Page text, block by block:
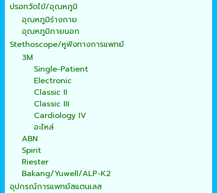
ปรอทวัดไข้/อุณหภูมิ
อุณหภูมิร่างกาย
อุณหภูมิภายนอก
Stethoscope/หูฟังทางการแพทย์
3M
Single-Patient
Electronic
Classic II
Classic III
Cardiology IV
อะไหล่
ABN
Spirit
Riester
Bakang/Yuwell/ALP-K2
อุปกรณ์การแพทย์สแตนเลส